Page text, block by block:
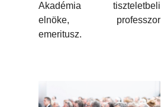
Akadémia tiszteletbeli
elnöke, professzor
emeritusz.